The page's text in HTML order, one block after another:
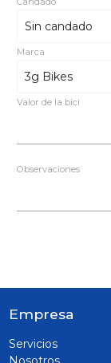
Marca
Valor de la bici
Observaciones
Empresa
Servicios